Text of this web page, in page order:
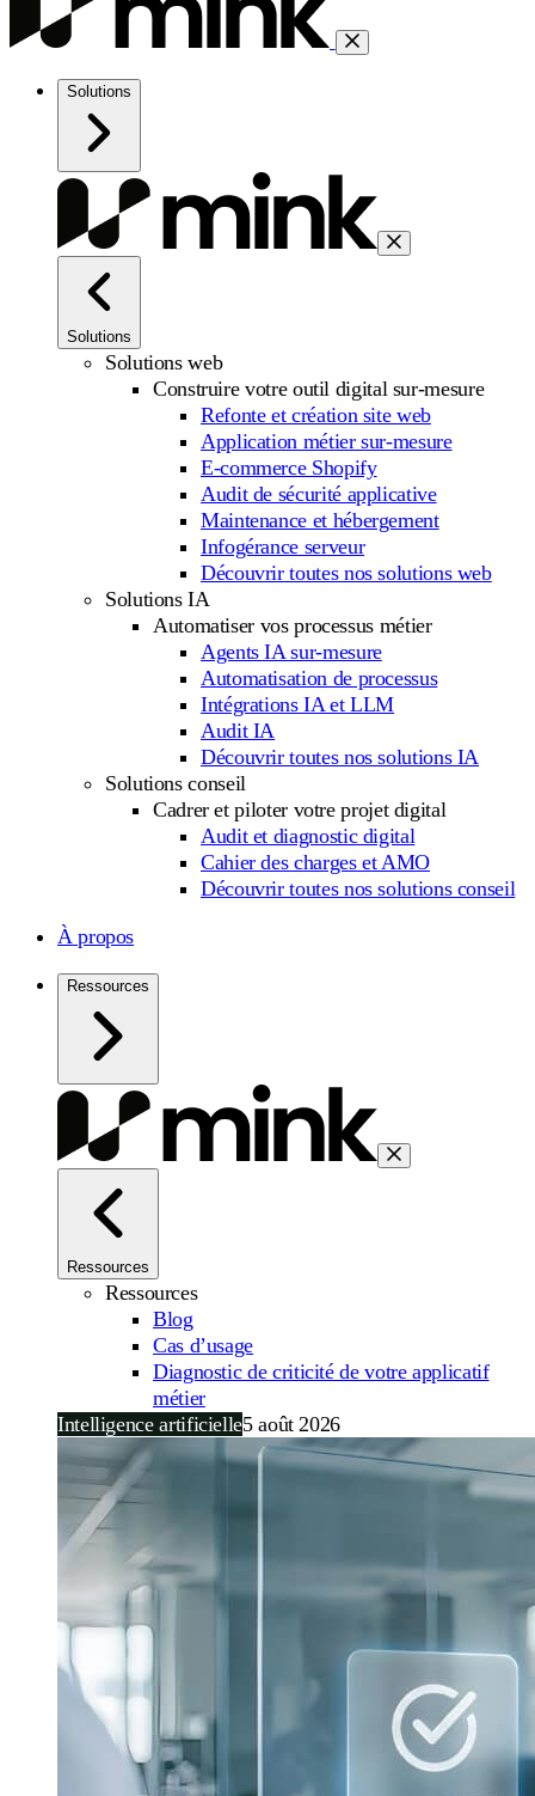
Solutions
Solutions
Solutions web
Construire votre outil digital sur-mesure
Refonte et création site web
Application métier sur-mesure
E-commerce Shopify
Audit de sécurité applicative
Maintenance et hébergement
Infogérance serveur
Découvrir toutes nos solutions web
Solutions IA
Automatiser vos processus métier
Agents IA sur-mesure
Automatisation de processus
Intégrations IA et LLM
Audit IA
Découvrir toutes nos solutions IA
Solutions conseil
Cadrer et piloter votre projet digital
Audit et diagnostic digital
Cahier des charges et AMO
Découvrir toutes nos solutions conseil
À propos
Ressources
Ressources
Ressources
Blog
Cas d’usage
Diagnostic de criticité de votre applicatif
métier
Intelligence artificielle5 août 2026